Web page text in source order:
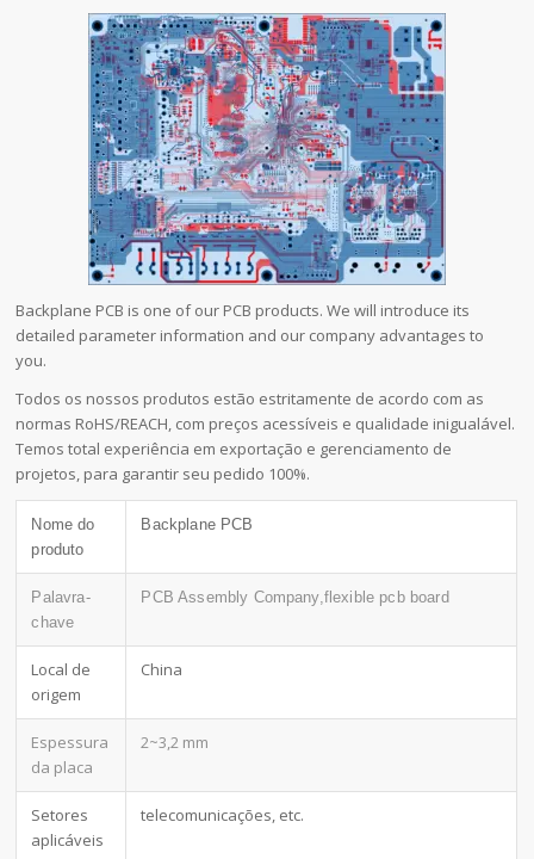
Backplane PCB is one of our PCB products. We will introduce its
detailed parameter information and our company advantages to
you.
Todos os nossos produtos estão estritamente de acordo com as
normas RoHS/REACH, com preços acessíveis e qualidade inigualável.
Temos total experiência em exportação e gerenciamento de
projetos, para garantir seu pedido 100%.
Nome do
produto
Backplane PCB
Palavra-
chave
PCB Assembly Company,flexible pcb board
Local de
origem
China
Espessura
da placa
2~3,2 mm
Setores
aplicáveis
telecomunicações, etc.